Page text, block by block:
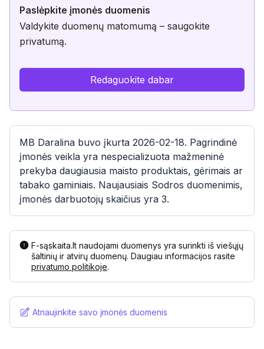
Paslėpkite įmonės duomenis
Valdykite duomenų matomumą – saugokite
privatumą.
Redaguokite dabar
MB Daralina buvo įkurta 2026-02-18. Pagrindinė
įmonės veikla yra nespecializuota mažmeninė
prekyba daugiausia maisto produktais, gėrimais ar
tabako gaminiais. Naujausiais Sodros duomenimis,
įmonės darbuotojų skaičius yra 3.
F-sąskaita.lt naudojami duomenys yra surinkti iš viešųjų
šaltinių ir atvirų duomenų. Daugiau informacijos rasite
privatumo politikoje.
Atnaujinkite savo įmonės duomenis